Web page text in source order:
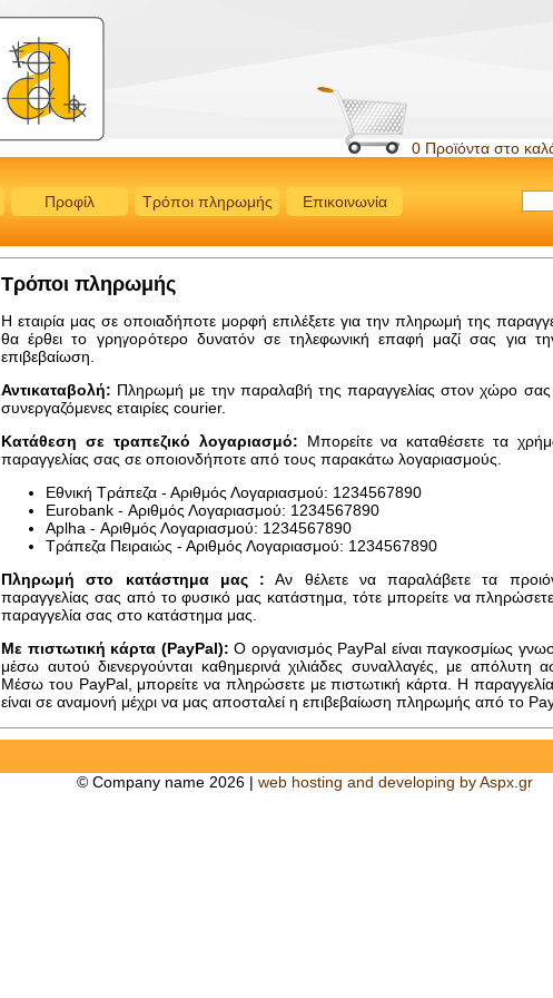
0 Προϊόντα στο
Προφίλ Τρόποι πληρωμής Επικοινωνία
Τρόποι πληρωμής
Η εταιρία μας σε οποιαδήποτε μορφή επιλέξετε για την πληρωμή της
θα έρθει το γρηγορότερο δυνατόν σε τηλεφωνική επαφή μαζί σας για
επιβεβαίωση.
Αντικαταβολή: Πληρωμή με την παραλαβή της παραγγελίας στον χώρο σας
συνεργαζόμενες εταιρίες courier.
Κατάθεση σε τραπεζικό λογαριασμό: Μπορείτε να καταθέσετε τα
παραγγελίας σας σε οποιονδήποτε από τους παρακάτω λογαριασμούς.
Εθνική Τράπεζα - Αριθμός Λογαριασμού: 1234567890
Eurobank - Αριθμός Λογαριασμού: 1234567890
Aplha - Αριθμός Λογαριασμού: 1234567890
Τράπεζα Πειραιώς - Αριθμός Λογαριασμού: 1234567890
Πληρωμή στο κατάστημα μας : Αν θέλετε να παραλάβετε τα
παραγγελίας σας από το φυσικό μας κατάστημα, τότε μπορείτε να
παραγγελία σας στο κατάστημα μας.
Με πιστωτική κάρτα (PayPal): Ο οργανισμός PayPal είναι παγκοσμίως
μέσω αυτού διενεργούνται καθημερινά χιλιάδες συναλλαγές, με απόλυτη
Μέσω του PayPal, μπορείτε να πληρώσετε με πιστωτική κάρτα. Η
είναι σε αναμονή μέχρι να μας αποσταλεί η επιβεβαίωση πληρωμής από το
© Company name 2026 | web hosting and developing by Aspx.gr